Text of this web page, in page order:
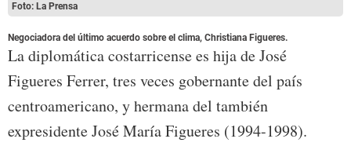
Foto: La Prensa
Negociadora del último acuerdo sobre el clima, Christiana Figueres.
La diplomática costarricense es hija de José
Figueres Ferrer, tres veces gobernante del país
centroamericano, y hermana del también
expresidente José María Figueres (1994-1998).